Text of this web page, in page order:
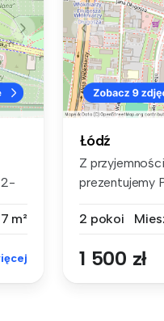
2-
m²
Łódź
Z
prezentujemy
2 pokoi
1 500 zł